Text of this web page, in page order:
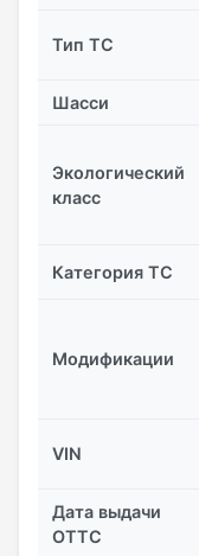
Тип ТС
Шасси
Экологический
класс
Категория ТС
Модификации
VIN
Дата выдачи
ОТТС